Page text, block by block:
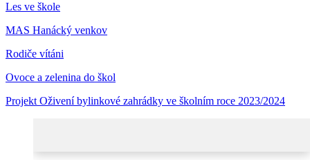
Les ve škole
MAS Hanácký venkov
Rodiče vítáni
Ovoce a zelenina do škol
Projekt Oživení bylinkové zahrádky ve školním roce 2023/2024